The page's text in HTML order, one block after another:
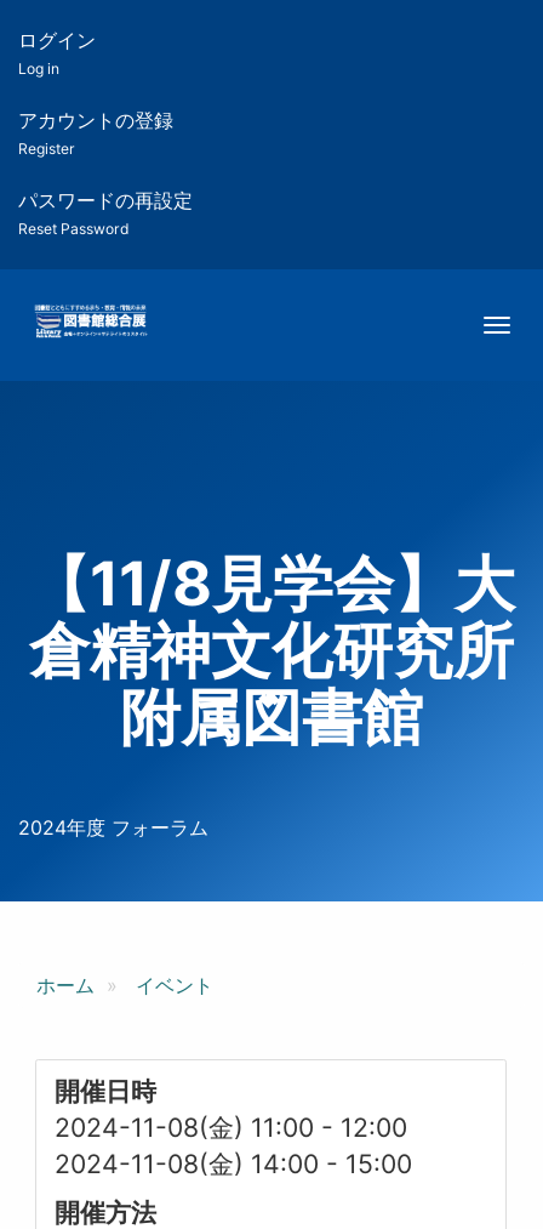
ツ
匿
名
ユ
ー
ー
用
メ
ログイン
Log in
アカウントの登録
Register
パスワードの再設定
Reset Password
【11/8見学会】大
倉精神文化研究所
附属図書館
2024年度 フォーラム
ホーム イベント
開催日時
2024-11-08(金) 11:00 - 12:00
2024-11-08(金) 14:00 - 15:00
開催方法